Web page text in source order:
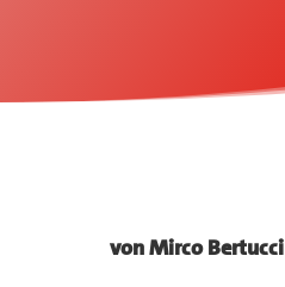
vonMirco Bertucci